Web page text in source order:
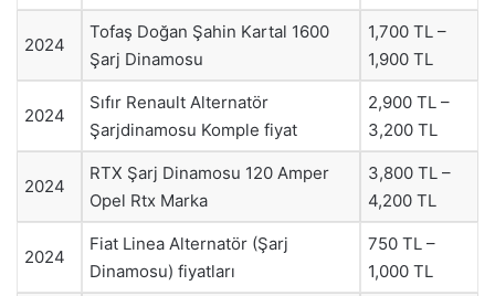
2024
Tofaş Doğan Şahin Kartal 1600
Şarj Dinamosu
1,700 TL –
1,900 TL
2024
Sıfır Renault Alternatör
Şarjdinamosu Komple fiyat
2,900 TL –
3,200 TL
2024
RTX Şarj Dinamosu 120 Amper
Opel Rtx Marka
3,800 TL –
4,200 TL
2024
Fiat Linea Alternatör (Şarj
Dinamosu) fiyatları
750 TL –
1,000 TL